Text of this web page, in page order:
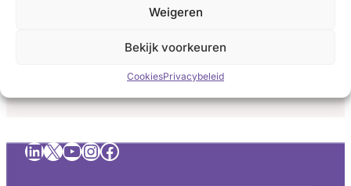
Weigeren
Bekijk voorkeuren
CookiesPrivacybeleid
Verwijst
betrouwbare
LinkedIn
X YouTube
Instagram
Facebook